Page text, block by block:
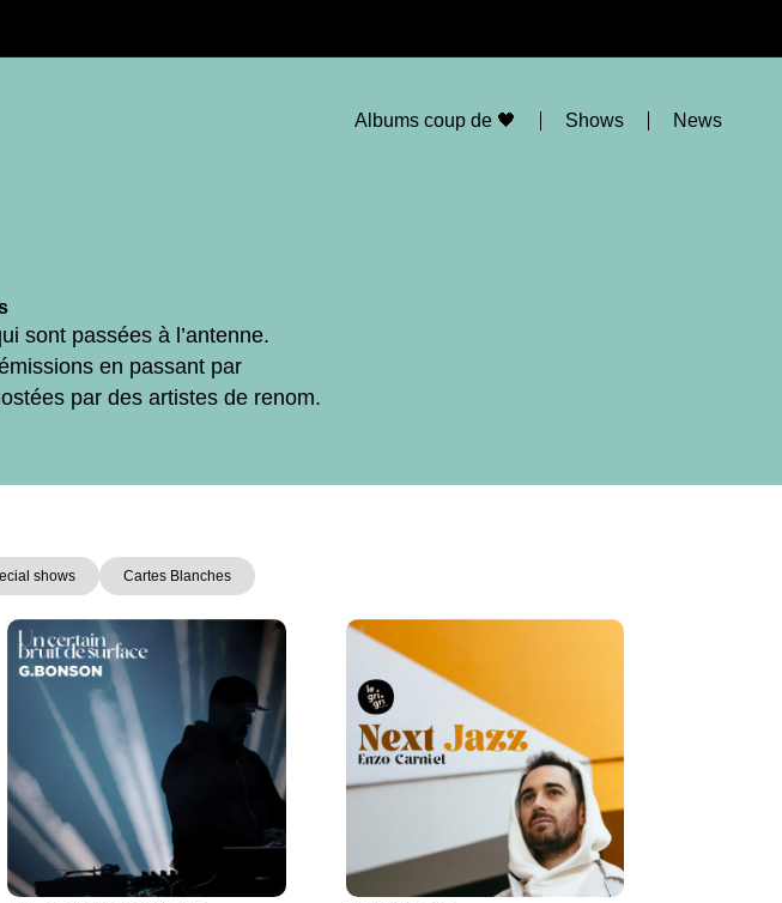
Albums coup de 🖤 Shows News
sont passées à l’antenne.
en passant par
par des artistes de renom.
shows Cartes Blanches
Page